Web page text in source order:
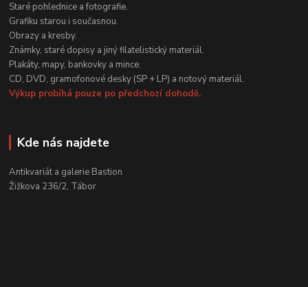
Staré pohlednice a fotografie.
Grafiku starou i současnou.
Obrazy a kresby.
Známky, staré dopisy a jiný filatelistický materiál.
Plakáty, mapy, bankovky a mince.
CD, DVD, gramofonové desky (SP + LP) a notový materiál.
Výkup probíhá pouze po předchozí dohodě.
Kde nás najdete
Antikvariát a galerie Bastion
Žižkova 236/2, Tábor